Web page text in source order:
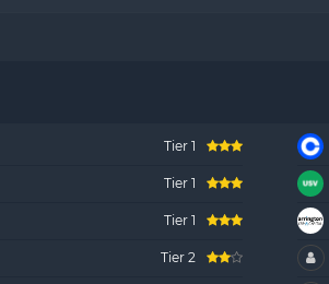
Tier 1
Tier 1
Tier 1
Tier 2